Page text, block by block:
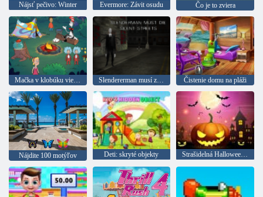
Nájsť pečivo: Winter Evermore: Závit osudu Čo je to zviera
Mačka v klobúku vie veľa o tom! camp Time Slendererman musí zomrieť: pokojné ulice Čistenie domu na pláži
Nájdite 100 motýľov Deti: skryté objekty Strašidelná Halloweenská párty